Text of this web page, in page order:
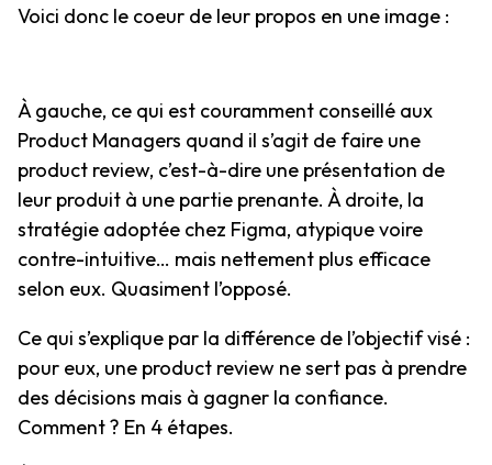
Voici donc le coeur de leur propos en une image :
À gauche, ce qui est couramment conseillé aux
Product Managers quand il s’agit de faire une
product review, c’est-à-dire une présentation de
leur produit à une partie prenante. À droite, la
stratégie adoptée chez Figma, atypique voire
contre-intuitive… mais nettement plus efficace
selon eux. Quasiment l’opposé.
Ce qui s’explique par la différence de l’objectif visé :
pour eux, une product review ne sert pas à prendre
des décisions mais à gagner la confiance.
Comment ? En 4 étapes.